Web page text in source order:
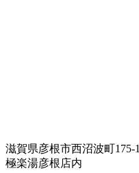
滋賀県彦根市西沼波町175-1
極楽湯彦根店内